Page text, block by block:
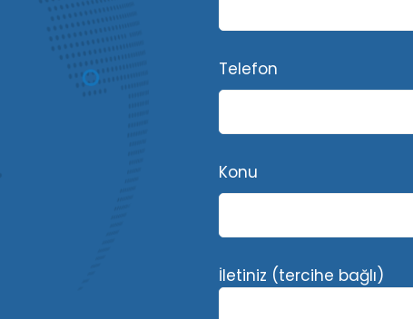
Telefon
Konu
İletiniz (tercihe bağlı)